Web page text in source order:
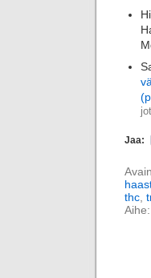
Jaa:
thc
Aihe: